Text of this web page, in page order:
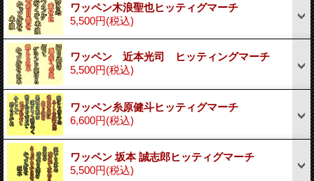
ワッペン木浪聖也ヒッティグマーチ
5,500円(税込)
ワッペン 近本光司 ヒッティングマーチ
5,500円(税込)
ワッペン糸原健斗ヒッティグマーチ
6,600円(税込)
ワッペン 坂本 誠志郎ヒッティグマーチ
5,500円(税込)